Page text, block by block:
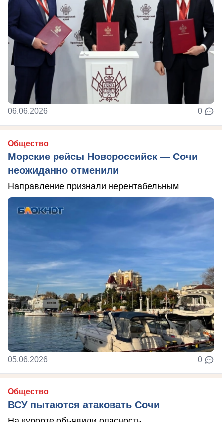
06.06.2026 0
Общество
Морские рейсы Новороссийск — Сочи
неожиданно отменили
Направление признали нерентабельным
05.06.2026 0
Общество
ВСУ пытаются атаковать Сочи